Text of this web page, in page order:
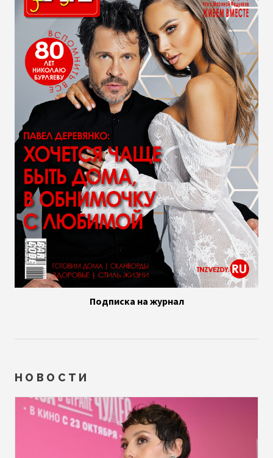
Подписка на журнал
НОВОСТИ